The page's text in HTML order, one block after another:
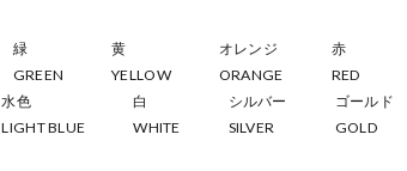
緑
GREEN
黄
YELLOW
オレンジ
ORANGE
赤
RED
水色
LIGHT BLUE
白
WHITE
シルバー
SILVER
ゴールド
GOLD